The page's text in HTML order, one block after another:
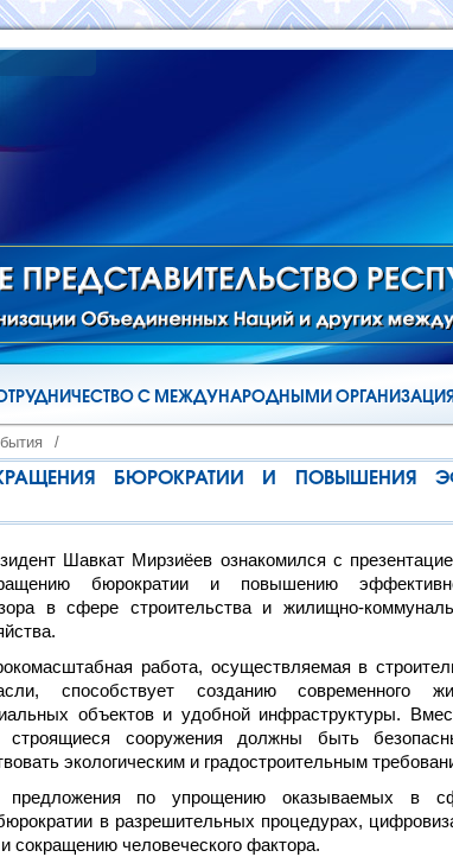
С МЕЖДУНАРОДНЫМИ
/
БЮРОКРАТИИ И ПОВЫШЕНИЯ
Шавкат Мирзиёев ознакомился с
бюрократии и повышению
в сфере строительства и жилищно-
работа, осуществляемая в
способствует созданию современного
объектов и удобной инфраструктуры.
строящиеся сооружения должны быть
экологическим и градостроительным
предложения по упрощению оказываемых в
в разрешительных процедурах,
сокращению человеческого фактора.